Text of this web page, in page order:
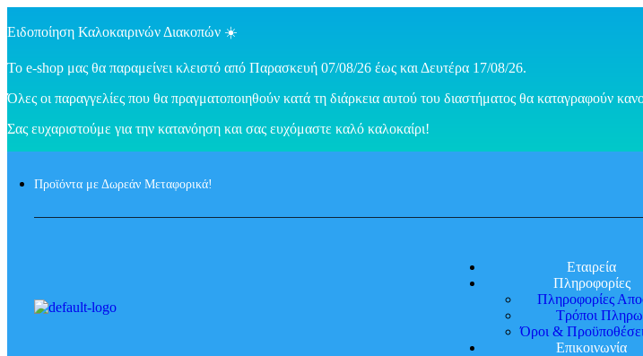
Ειδοποίηση Καλοκαιρινών Διακοπών ☀️
Το e-shop μας θα παραμείνει κλειστό από Παρασκευή 07/08/26 έως και Δευτέρα 17/08/26.
Όλες οι παραγγελίες που θα πραγματοποιηθούν κατά τη διάρκεια αυτού του διαστήματος θα καταγραφούν
Σας ευχαριστούμε για την κατανόηση και σας ευχόμαστε καλό καλοκαίρι!
Προϊόντα με Δωρεάν Μεταφορικά!
Εταιρεία
Πληροφορίες
Πληροφορίες
Τρόποι
Όροι &
Επικοινωνία